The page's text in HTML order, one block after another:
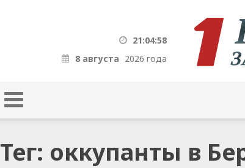
21:04:59
8 августа 2026 года
Тег: оккупанты в